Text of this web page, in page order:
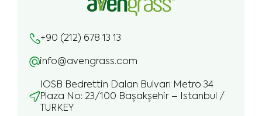
+90 (212) 678 13 13
info@avengrass.com
IOSB Bedrettin Dalan Bulvarı Metro 34
Plaza No: 23/100 Başakşehir – Istanbul /
TURKEY